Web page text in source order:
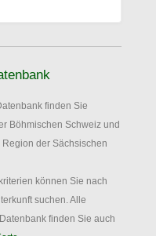
finden Sie
Böhmischen Schweiz und
der Sächsischen
können Sie nach
suchen. Alle
finden Sie auch